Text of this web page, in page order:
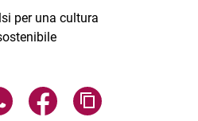
per una cultura
page via email
Share page via WhatsApp
Share page via